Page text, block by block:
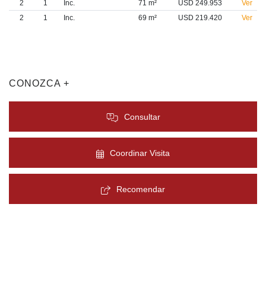
2 1 Inc. 71 m² USD 249.953
Ver
2
1 Inc. 69 m² USD 219.420 Ver
CONOZCA +
Consultar
Coordinar Visita
Recomendar